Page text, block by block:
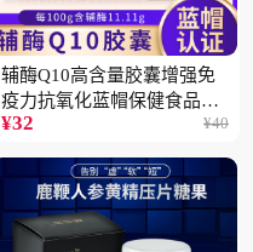
辅酶Q10高含量胶囊增强免
疫力抗氧化蓝帽保健食品批
发一件代发2盒
¥32 ¥40